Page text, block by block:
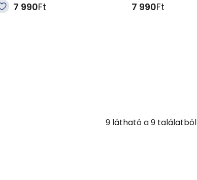
7 990Ft 7 990Ft
9 látható a9 találatból